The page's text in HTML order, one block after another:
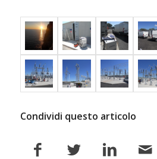
Condividi questo articolo